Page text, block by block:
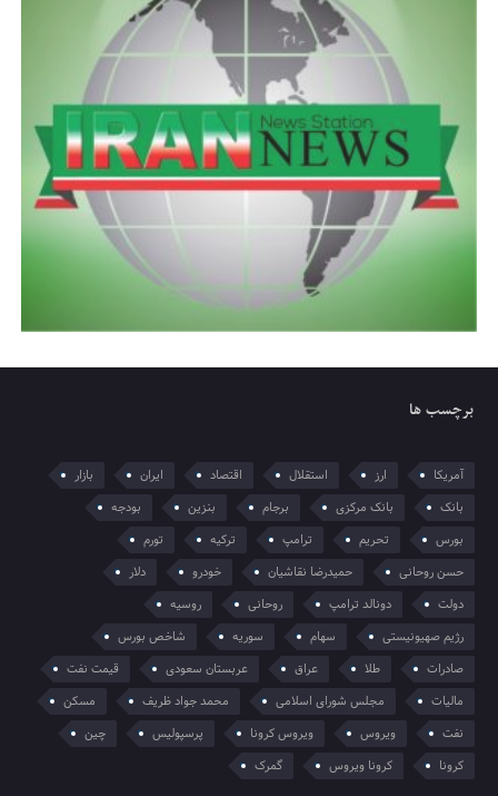
برچسب ها
آمریکا ارز استقلال اقتصاد ایران
بازار
بانک
بانک مرکزی برجام بنزین
بودجه
بورس
تحریم ترامپ ترکیه
تورم
حسن روحانی
حمیدرضا نقاشیان خودرو
دلار
دولت
دونالد ترامپ روحانی
روسیه
رژیم صهیونیستی
سهام سوریه
شاخص بورس
صادرات
طلا عراق عربستان سعودی
قیمت نفت
مالیات
مجلس شورای اسلامی محمد جواد ظریف
مسکن
نفت
ویروس ویروس کرونا پرسپولیس
چین
کرونا
کرونا ویروس گمرک